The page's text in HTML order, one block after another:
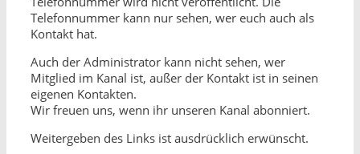
Telefonnummer kann nur sehen, wer euch auch als
Kontakt hat.
Auch der Administrator kann nicht sehen, wer
Mitglied im Kanal ist, außer der Kontakt ist in seinen
eigenen Kontakten.
Wir freuen uns, wenn ihr unseren Kanal abonniert.
Weitergeben des Links ist ausdrücklich erwünscht.